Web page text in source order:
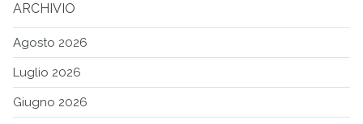
ARCHIVIO
Agosto 2026
Luglio 2026
Giugno 2026